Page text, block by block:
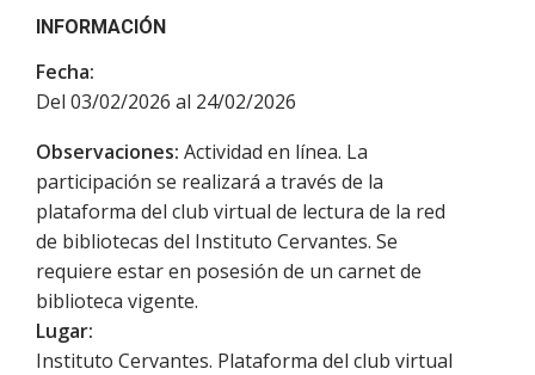
INFORMACIÓN
Fecha:
Del 03/02/2026 al 24/02/2026
Observaciones: Actividad en línea. La
participación se realizará a través de la
plataforma del club virtual de lectura de la red
de bibliotecas del Instituto Cervantes. Se
requiere estar en posesión de un carnet de
biblioteca vigente.
Lugar:
Instituto Cervantes. Plataforma del club virtual